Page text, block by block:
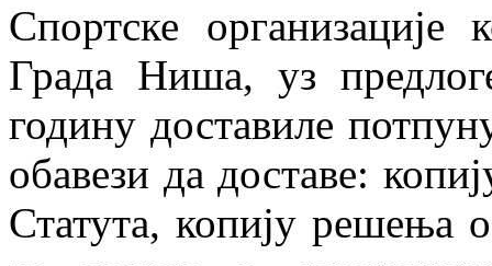
Спортске организације
Града Ниша, уз
годину доставиле
обавези да доставе:
Статута, копију решења